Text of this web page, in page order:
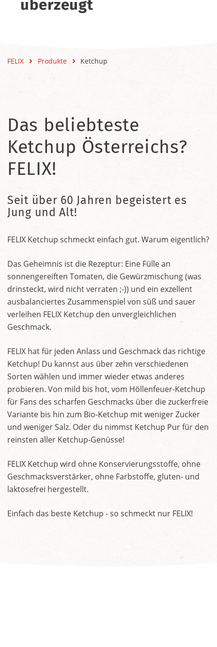
überzeugt
FELIX Produkte Ketchup
Das beliebteste
Ketchup Österreichs?
FELIX!
Seit über 60 Jahren begeistert es
Jung und Alt!
FELIX Ketchup schmeckt einfach gut. Warum eigentlich?
Das Geheimnis ist die Rezeptur: Eine Fülle an
sonnengereiften Tomaten, die Gewürzmischung (was
drinsteckt, wird nicht verraten ;-)) und ein exzellent
ausbalanciertes Zusammenspiel von süß und sauer
verleihen FELIX Ketchup den unvergleichlichen
Geschmack.
FELIX hat für jeden Anlass und Geschmack das richtige
Ketchup! Du kannst aus über zehn verschiedenen
Sorten wählen und immer wieder etwas anderes
probieren. Von mild bis hot, vom Höllenfeuer-Ketchup
für Fans des scharfen Geschmacks über die zuckerfreie
Variante bis hin zum Bio-Ketchup mit weniger Zucker
und weniger Salz. Oder du nimmst Ketchup Pur für den
reinsten aller Ketchup-Genüsse!
FELIX Ketchup wird ohne Konservierungsstoffe, ohne
Geschmacksverstärker, ohne Farbstoffe, gluten- und
laktosefrei hergestellt.
Einfach das beste Ketchup - so schmeckt nur FELIX!